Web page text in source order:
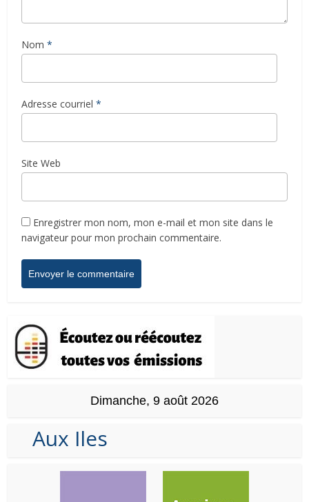
Nom *
Adresse courriel *
Site Web
Enregistrer mon nom, mon e-mail et mon site dans le
navigateur pour mon prochain commentaire.
Dimanche, 9 août 2026
Aux Iles